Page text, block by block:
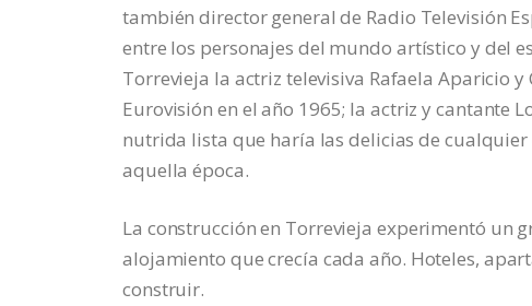
también director general de Radio Televisión
entre los personajes del mundo artístico y del
Torrevieja la actriz televisiva Rafaela Aparicio
Eurovisión en el año 1965; la actriz y cantante
nutrida lista que haría las delicias de
aquella época.
La construcción en Torrevieja experimentó un
alojamiento que crecía cada año. Hoteles,
construir.